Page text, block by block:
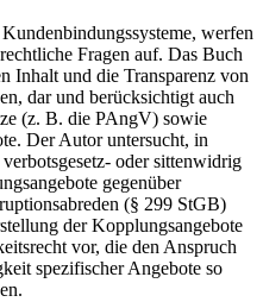
werfen
Fragen auf. Das Buch
Inhalt und die Transparenz von
dar und berücksichtigt auch
(z. B. die PAngV) sowie
Der Autor untersucht, in
oder sittenwidrig
gegenüber
(§ 299 StGB)
der Kopplungsangebote
vor, die den Anspruch
spezifischer Angebote so